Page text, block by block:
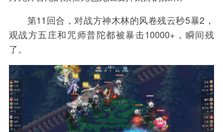
第11回合，对战方神木林的风卷残云秒5暴2，
观战方五庄和咒师普陀都被暴击10000+，瞬间残
了。